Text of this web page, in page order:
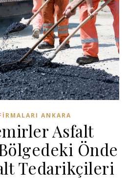
ANKARA
Asfalt
Önde
Tedarikçileri